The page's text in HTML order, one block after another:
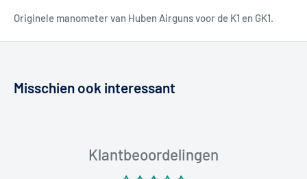
Originele manometer van Huben Airguns voor de K1 en GK1.
Misschien ook interessant
Klantbeoordelingen